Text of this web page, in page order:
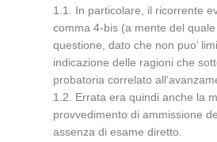
1.1. In particolare, il ricorrente
comma 4-bis (a mente del
questione, dato che non puo’
indicazione delle ragioni che
probatoria correlato
1.2. Errata era quindi anche la
provvedimento di ammissione
assenza di esame diretto.